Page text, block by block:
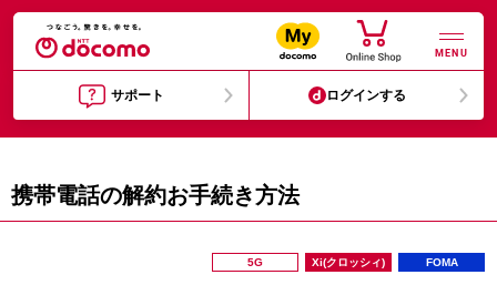
MENU
サポート ログインする
携帯電話の解約お手続き方法
5G Xi(クロッシィ) FOMA